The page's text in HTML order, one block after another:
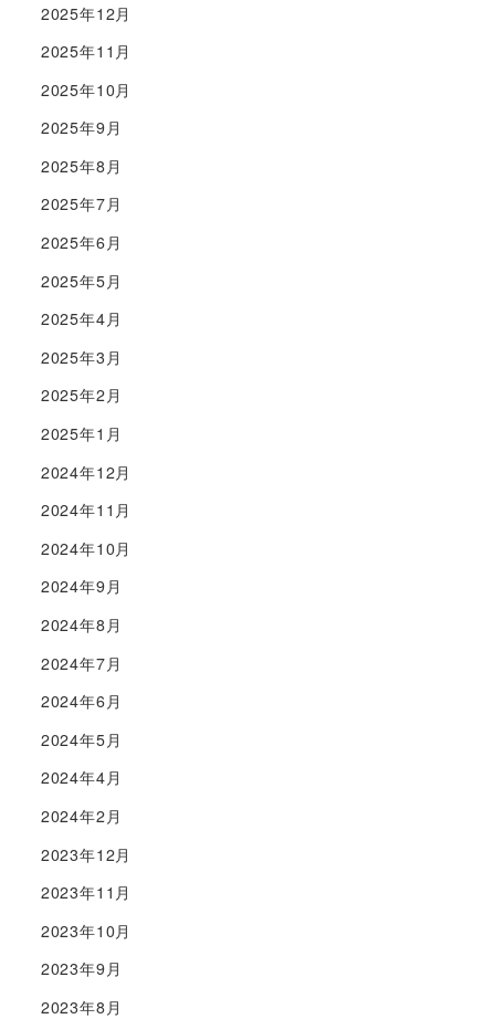
2025年12月
2025年11月
2025年10月
2025年9月
2025年8月
2025年7月
2025年6月
2025年5月
2025年4月
2025年3月
2025年2月
2025年1月
2024年12月
2024年11月
2024年10月
2024年9月
2024年8月
2024年7月
2024年6月
2024年5月
2024年4月
2024年2月
2023年12月
2023年11月
2023年10月
2023年9月
2023年8月